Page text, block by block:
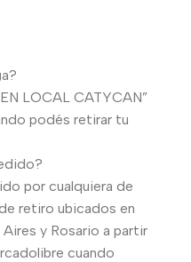
LOCAL CATYCAN”
podés retirar tu
por cualquiera de
retiro ubicados en
y Rosario a partir
cuando